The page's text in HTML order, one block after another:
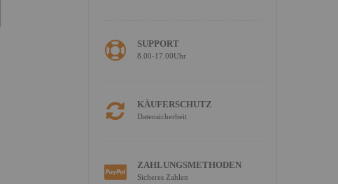
SUPPORT
8.00-17.00Uhr
KÄUFERSCHUTZ
Datensicherheit
ZAHLUNGSMETHODEN
Sicheres Zahlen